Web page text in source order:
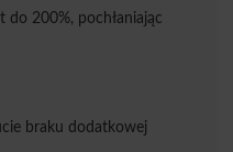
do 200%, pochłaniając
braku dodatkowej